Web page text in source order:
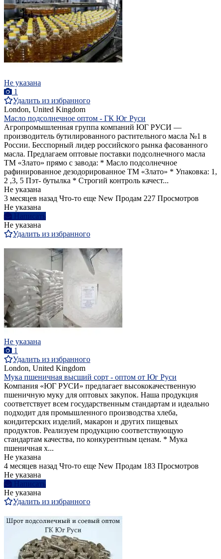
Не указана
1
Удалить из избранного
London, United Kingdom
Масло подсолнечное оптом - ГК Юг Руси
Агропромышленная группа компаний ЮГ РУСИ —
производитель бутилированного растительного масла №1 в
России. Бесспорный лидер российского рынка фасованного
масла. Предлагаем оптовые поставки подсолнечного масла
ТМ «Злато» прямо с завода: * Масло подсолнечное
рафинированное дезодорированное ТМ «Злато» * Упаковка: 1,
2 ,3, 5 Пэт- бутылка * Строгий контроль качест...
Не указана
3 месяцев назад Что-то еще New Продам 227 Просмотров
Не указана
Написать
Не указана
Удалить из избранного
Не указана
1
Удалить из избранного
London, United Kingdom
Мука пшеничная высший сорт - оптом от Юг Руси
Компания «ЮГ РУСИ» предлагает высококачественную
пшеничную муку для оптовых закупок. Наша продукция
соответствует всем государственным стандартам и идеально
подходит для промышленного производства хлеба,
кондитерских изделий, макарон и других пищевых
продуктов. Реализуем продукцию соответствующую
стандартам качества, по конкурентным ценам. * Мука
пшеничная х...
Не указана
4 месяцев назад Что-то еще New Продам 183 Просмотров
Не указана
Написать
Не указана
Удалить из избранного